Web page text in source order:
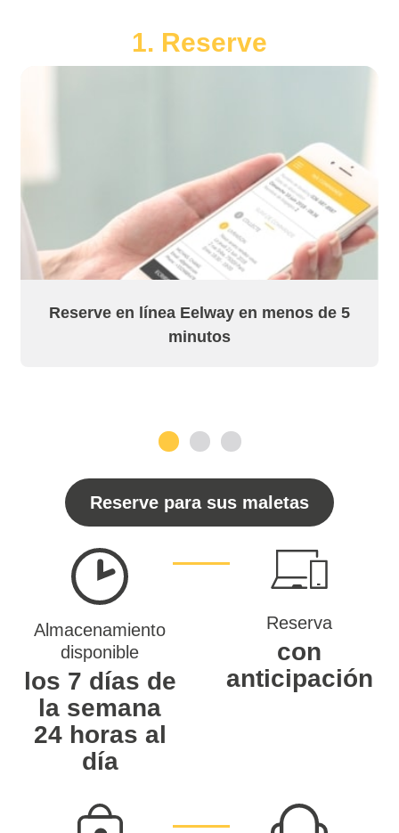
1. Reserve
Reserve en línea Eelway en menos de 5
minutos
Reserve para sus maletas
Almacenamiento
disponible
los 7 días de
la semana
24 horas al
día
Reserva
con
anticipación